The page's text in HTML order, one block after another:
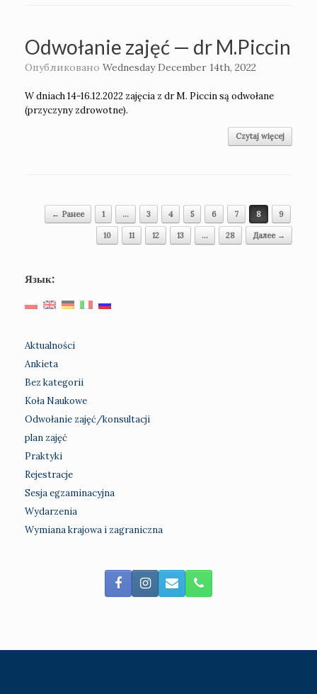
Odwołanie zajęć — dr M.Piccin
Опубликовано Wednesday December 14th, 2022
W dniach 14-16.12.2022 zajęcia z dr M. Piccin są odwołane
(przyczyny zdrowotne).
Czytaj więcej
Навигация по записям
← Ранее 1 … 3 4 5 6 7 8 9
10 11 12 13 … 28 Далее →
Язык:
Aktualności
Ankieta
Bez kategorii
Koła Naukowe
Odwołanie zajęć/konsultacji
plan zajęć
Praktyki
Rejestracje
Sesja egzaminacyjna
Wydarzenia
Wymiana krajowa i zagraniczna